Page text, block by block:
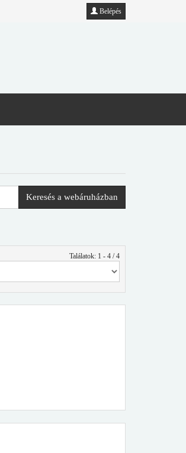
Belépés
Keresés a webáruházban
Találatok: 1 - 4 / 4